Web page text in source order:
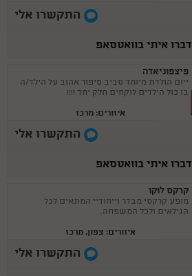
התקשרו אלי
דברו איתי בוואטסאפ
פיצפוניאדה
ייום הולדת מיוחד סביב סיפור אהוב על הילד/ה
בו כול הילדים לוקחים חלק יחד !!!!
איזורים: מרכז
התקשרו אלי
דברו איתי בוואטסאפ
קרקס לוקו
מופע קרקסי מבדר וייחודיי המתאים לכל
הגילאים ולכל המשפחה.
איזורים: צפון, מרכז
התקשרו אלי